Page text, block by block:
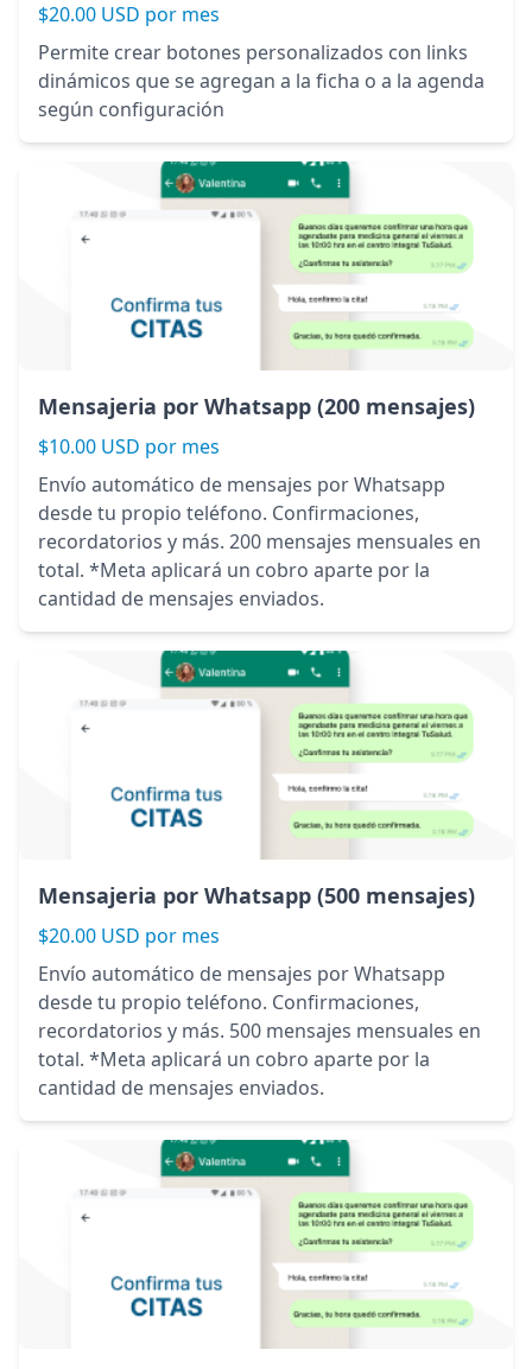
$20.00 USD por mes
Permite crear botones personalizados con links
dinámicos que se agregan a la ficha o a la agenda
según configuración
Mensajeria por Whatsapp (200 mensajes)
$10.00 USD por mes
Envío automático de mensajes por Whatsapp
desde tu propio teléfono. Confirmaciones,
recordatorios y más. 200 mensajes mensuales en
total. *Meta aplicará un cobro aparte por la
cantidad de mensajes enviados.
Mensajeria por Whatsapp (500 mensajes)
$20.00 USD por mes
Envío automático de mensajes por Whatsapp
desde tu propio teléfono. Confirmaciones,
recordatorios y más. 500 mensajes mensuales en
total. *Meta aplicará un cobro aparte por la
cantidad de mensajes enviados.